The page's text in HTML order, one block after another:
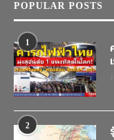
POPULAR POSTS
1
2